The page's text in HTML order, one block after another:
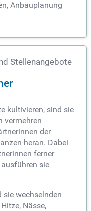
Anbauplanung
Stellenangebote
kultivieren, sind sie
vermehren
der
heran. Dabei
ferner
sie
sie wechselnden
Nässe,